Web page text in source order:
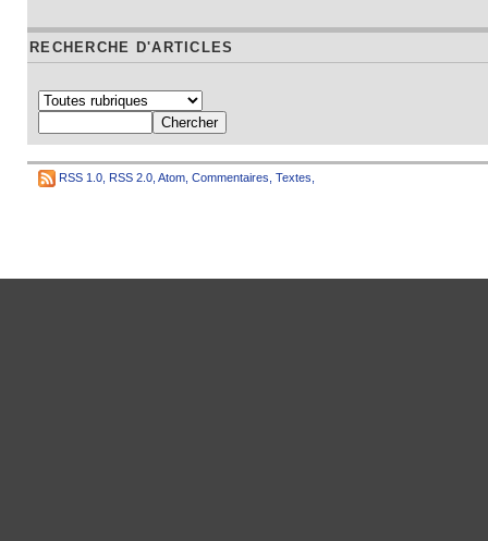
RECHERCHE D'ARTICLES
RSS 1.0 RSS 2.0 Atom Commentaires Textes